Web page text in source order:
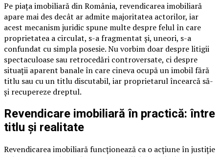
Pe piața imobiliară din România, revendicarea imobiliară
apare mai des decât ar admite majoritatea actorilor, iar
acest mecanism juridic spune multe despre felul în care
proprietatea a circulat, s-a fragmentat și, uneori, s-a
confundat cu simpla posesie. Nu vorbim doar despre litigii
spectaculoase sau retrocedări controversate, ci despre
situații aparent banale în care cineva ocupă un imobil fără
titlu sau cu un titlu discutabil, iar proprietarul încearcă să-
și recupereze dreptul.
Revendicare imobiliară în practică: între
titlu și realitate
Revendicarea imobiliară funcționează ca o acțiune în justiție